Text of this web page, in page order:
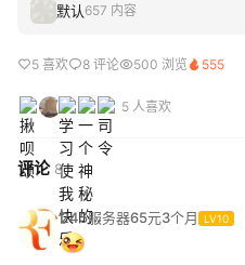
默认 657 内容
5 喜欢 8 评论 500 浏览 555
5 人喜欢
评论 8
245服务器65元3个月 LV10